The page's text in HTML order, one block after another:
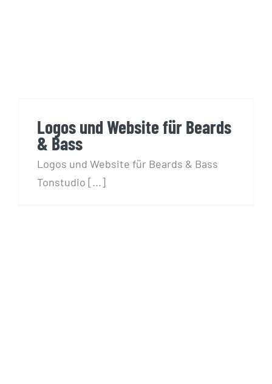
Logos und Website für Beards
& Bass
Logos und Website für Beards & Bass
Tonstudio [...]